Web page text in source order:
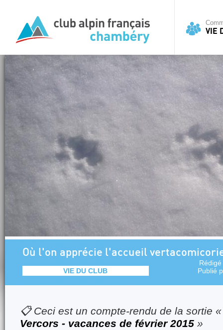
VIE
Où l'on apprécie l'accueil
VIE DU CLUB
Publié
📋 Ceci est un compte-rendu de la sortie
Vercors - vacances de février 2015 »